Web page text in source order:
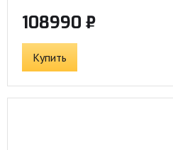
108990 ₽
Купить